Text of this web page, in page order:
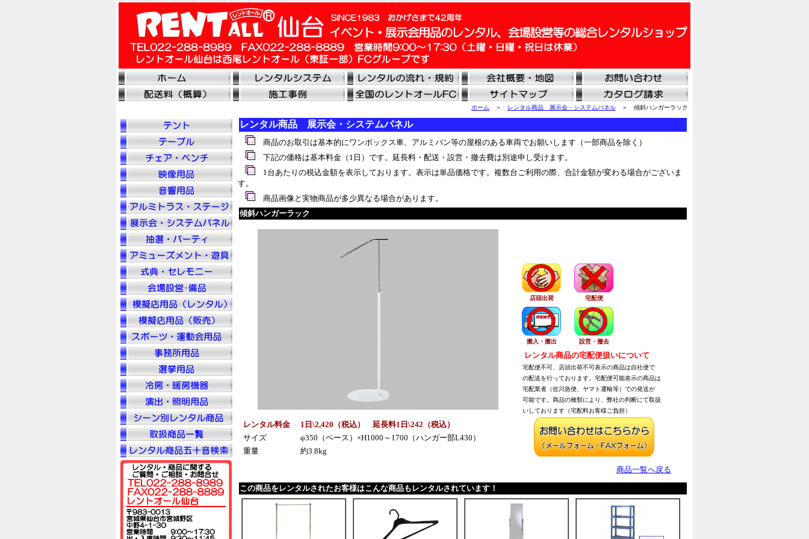
ホーム ＞ レンタル商品 展示会・システムパネル ＞ 傾斜ハンガーラック
レンタル商品 展示会・システムパネル
商品のお取引は基本的にワンボックス車、アルミバン等の屋根のある車両でお願いします（一部商品を除く）
下記の価格は基本料金（1日）です。延長料・配送・設営・撤去費は別途申し受けます。
1台あたりの税込金額を表示しております。表示は単品価格です。複数台ご利用の際、合計金額が変わる場合がございま
す。
商品画像と実物商品が多少異なる場合があります。
傾斜ハンガーラック
店頭出荷 宅配便
搬入・搬出 設営・撤去
レンタル商品の宅配便扱いについて
宅配便不可、店頭出荷不可表示の商品は自社便で
の配送を行っております。宅配便可能表示の商品は
宅配業者（佐川急便、ヤマト運輸等）での発送が
可能です。商品の種類により、弊社の判断にて取扱
いしております（宅配料お客様ご負担）
レンタル料金
1日\2,420（税込） 延長料1日\242（税込）
サイズ
φ350（ベース）×H1000～1700（ハンガー部L430）
重量
約3.8kg
商品一覧へ戻る
この商品をレンタルされたお客様はこんな商品もレンタルされています！